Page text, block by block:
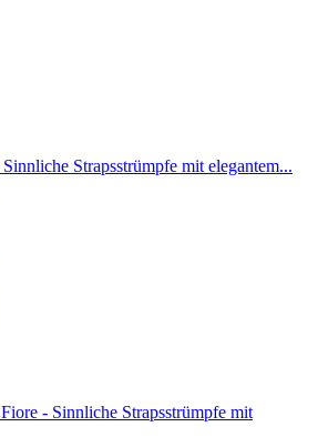
Sinnliche Strapsstrümpfe mit elegantem...
Fiore - Sinnliche Strapsstrümpfe mit